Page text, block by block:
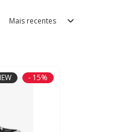
Mais recentes
- 15%